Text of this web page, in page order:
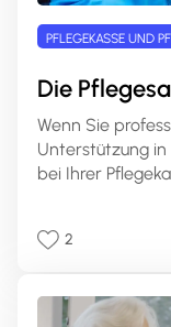
PFLEGEKASSE UND
Die
Wenn Sie
Unterstützung in
bei Ihrer
pflege.de
Anspruch ist
beantragen
2